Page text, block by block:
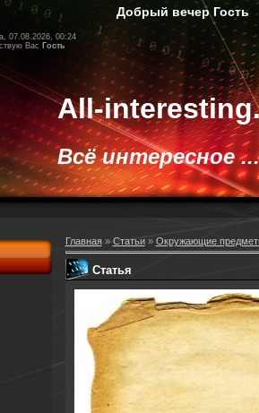
Добрый вечер Гость
07.08.2026, 00:24
Вас Гость
All-
Всё интересное ...
Главная» Статьи» Окружающие
Статья